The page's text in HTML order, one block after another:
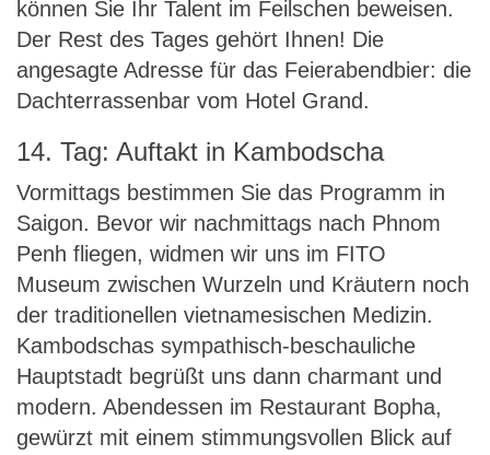
können Sie Ihr Talent im Feilschen beweisen.
Der Rest des Tages gehört Ihnen! Die
angesagte Adresse für das Feierabendbier: die
Dachterrassenbar vom Hotel Grand.
14. Tag: Auftakt in Kambodscha
Vormittags bestimmen Sie das Programm in
Saigon. Bevor wir nachmittags nach Phnom
Penh fliegen, widmen wir uns im FITO
Museum zwischen Wurzeln und Kräutern noch
der traditionellen vietnamesischen Medizin.
Kambodschas sympathisch-beschauliche
Hauptstadt begrüßt uns dann charmant und
modern. Abendessen im Restaurant Bopha,
gewürzt mit einem stimmungsvollen Blick auf